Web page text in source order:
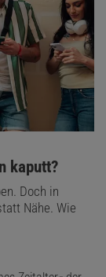
kaputt?
Doch in
Nähe. Wie